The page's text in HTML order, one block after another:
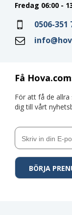
Få
För att få de allra
dig till vårt
Fredag 06:00 -
0506-351